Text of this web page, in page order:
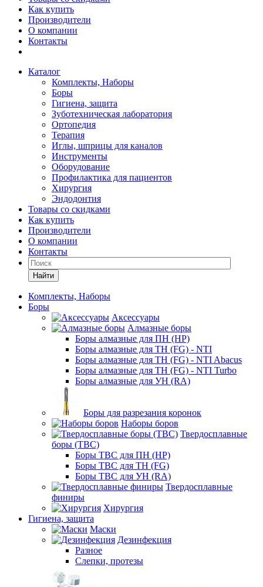
Как купить
Производители
О компании
Контакты
Каталог
Комплекты, Наборы
Боры
Гигиена, защита
Зуботехническая лаборатория
Ортопедия
Терапия
Иглы, шприцы для каналов
Инструменты
Оборудование
Профилактика для пациентов
Хирургия
Эндодонтия
Товары со скидками
Как купить
Производители
О компании
Контакты
Найти
Комплекты, Наборы
Боры
Аксессуары
Алмазные боры
Боры алмазные для ПН (HP)
Боры алмазные для ТН (FG) - NTI
Боры алмазные для ТН (FG) - NTI Abacus
Боры алмазные для ТН (FG) - NTI Turbo
Боры алмазные для УН (RA)
Боры для разрезания коронок
Наборы боров
Твердосплавные
боры (ТВС)
Боры ТВС для ПН (HP)
Боры ТВС для ТН (FG)
Боры ТВС для УН (RA)
Твердосплавные
финиры
Хирургия
Гигиена, защита
Маски
Дезинфекция
Разное
Слепки, протезы